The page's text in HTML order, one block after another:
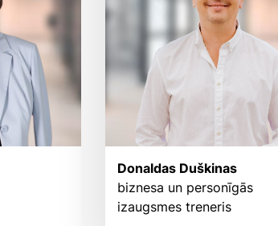
Donaldas Duškinas
biznesa un personīgās
izaugsmes treneris